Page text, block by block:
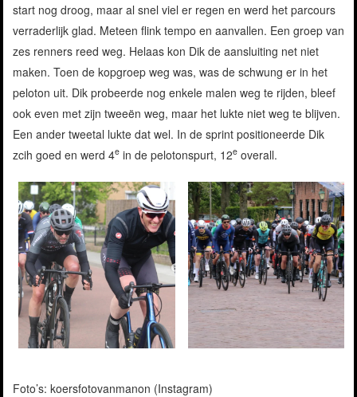
start nog droog, maar al snel viel er regen en werd het parcours
verraderlijk glad. Meteen flink tempo en aanvallen. Een groep van
zes renners reed weg. Helaas kon Dik de aansluiting net niet
maken. Toen de kopgroep weg was, was de schwung er in het
peloton uit. Dik probeerde nog enkele malen weg te rijden, bleef
ook even met zijn tweeën weg, maar het lukte niet weg te blijven.
Een ander tweetal lukte dat wel. In de sprint positioneerde Dik
zcih goed en werd 4ein de pelotonspurt, 12eoverall.
Foto’s: koersfotovanmanon (Instagram)